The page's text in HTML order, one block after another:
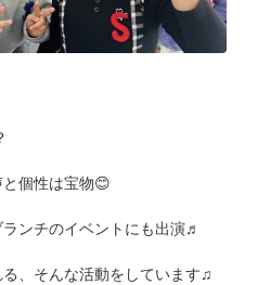
個性は宝物😊
ンチのイベントにも出演♬
、そんな活動をしています♫